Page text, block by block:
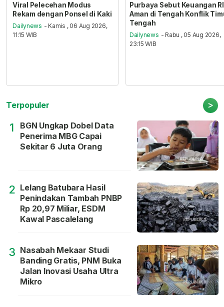
Viral Pelecehan Modus
Rekam dengan Ponsel di Kaki
Dailynews - Kamis , 06 Aug 2026,
11:15 WIB
Purbaya Sebut Keuangan RI
Aman di Tengah Konflik
Tengah
Dailynews - Rabu , 05 Aug 2026,
23:15 WIB
Terpopuler >
1
BGN Ungkap Dobel Data
Penerima MBG Capai
Sekitar 6 Juta Orang
2 Lelang Batubara Hasil
Penindakan Tambah PNBP
Rp 20,97 Miliar, ESDM
Kawal Pascalelang
3 Nasabah Mekaar Studi
Banding Gratis, PNM Buka
Jalan Inovasi Usaha Ultra
Mikro